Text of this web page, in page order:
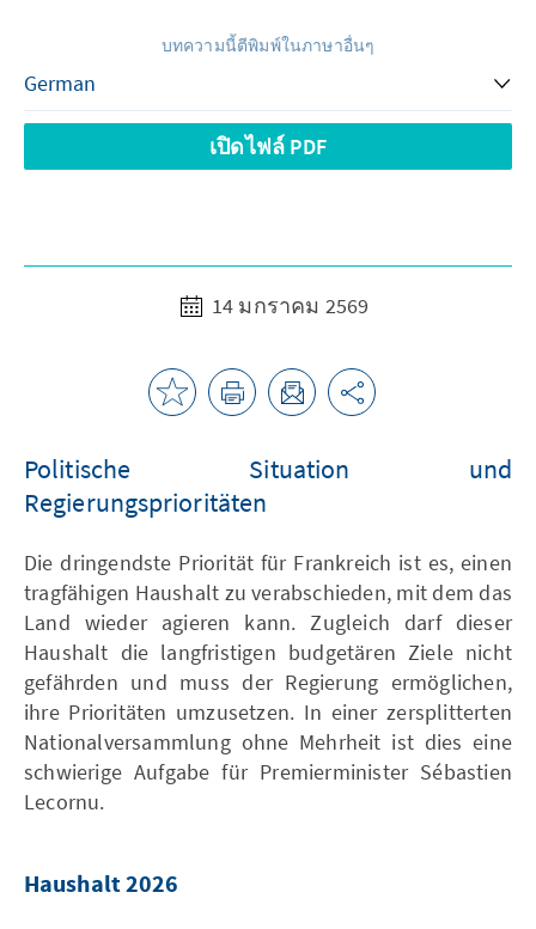
บทความนี้ตีพิมพ์ในภาษาอื่นๆ
เปิดไฟล์ PDF
14 มกราคม 2569
Politische Situation und
Regierungsprioritäten
Die dringendste Priorität für Frankreich ist es, einen
tragfähigen Haushalt zu verabschieden, mit dem das
Land wieder agieren kann. Zugleich darf dieser
Haushalt die langfristigen budgetären Ziele nicht
gefährden und muss der Regierung ermöglichen,
ihre Prioritäten umzusetzen. In einer zersplitterten
Nationalversammlung ohne Mehrheit ist dies eine
schwierige Aufgabe für Premierminister Sébastien
Lecornu.
Haushalt 2026